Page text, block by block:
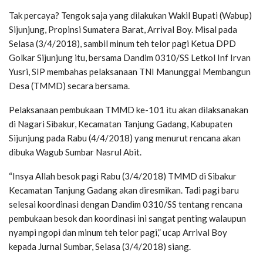
Tak percaya? Tengok saja yang dilakukan Wakil Bupati (Wabup)
Sijunjung, Propinsi Sumatera Barat, Arrival Boy. Misal pada
Selasa (3/4/2018), sambil minum teh telor pagi Ketua DPD
Golkar Sijunjung itu, bersama Dandim 0310/SS Letkol Inf Irvan
Yusri, SIP membahas pelaksanaan TNI Manunggal Membangun
Desa (TMMD) secara bersama.
Pelaksanaan pembukaan TMMD ke-101 itu akan dilaksanakan
di Nagari Sibakur, Kecamatan Tanjung Gadang, Kabupaten
Sijunjung pada Rabu (4/4/2018) yang menurut rencana akan
dibuka Wagub Sumbar Nasrul Abit.
“Insya Allah besok pagi Rabu (3/4/2018) TMMD di Sibakur
Kecamatan Tanjung Gadang akan diresmikan. Tadi pagi baru
selesai koordinasi dengan Dandim 0310/SS tentang rencana
pembukaan besok dan koordinasi ini sangat penting walaupun
nyampi ngopi dan minum teh telor pagi,” ucap Arrival Boy
kepada Jurnal Sumbar, Selasa (3/4/2018) siang.